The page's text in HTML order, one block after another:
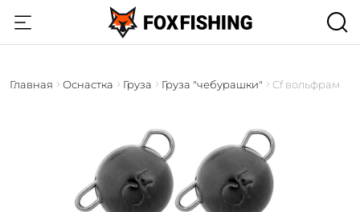
Главная Оснастка Груза Груза "чебурашки" Cf вольфрам